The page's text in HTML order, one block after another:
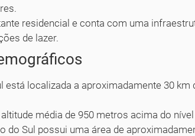
residencial e conta com uma
de lazer.
está localizada a aproximadamente 30 km
média de 950 metros acima do nível
do Sul possui uma área de